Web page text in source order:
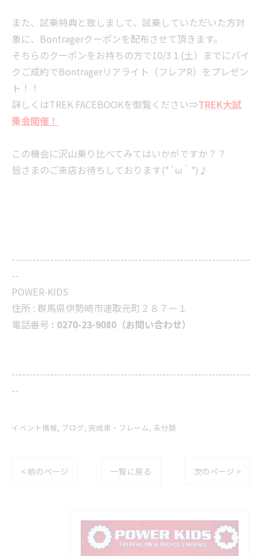
また、試乗特典と致しまして、試乗していただいた方対
象に、Bontragerクーポンを配布させて頂きます。
そちらのクーポンをお持ちの方で10/3１(土）までにバイ
クご成約でBontragerリアライト（フレアR）をプレゼン
ト！！
詳しくはTREK FACEBOOKを御覧ください⇒TREK大試
乗会開催！
この機会に沢山乗り比べてみてはいかがですか？？
皆さまのご来店お待ちしております(*´ω｀*)♪
--------------------------------------------------------------------
--
POWER-KIDS
住所 : 群馬県伊勢崎市連取元町２８７ー１
電話番号 : 0270-23-9080（お問い合わせ）
--------------------------------------------------------------------
--
イベント情報 ブログ 完成車・フレーム 未分類
< 前のページ 一覧に戻る 次のページ >